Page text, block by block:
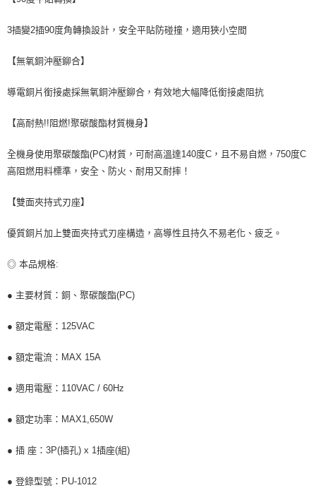
3插變2插90度角轉換設計，安全平貼防碰撞，適用狹小空間
【無氧銅沖壓鉚合】
導電銅片銜接處採無氧銅沖壓鉚合，有效地大幅降低銜接處阻抗
【高耐熱!!阻燃!聚碳酸酯材質機身】
全機身使用聚碳酸酯(PC)材質，可耐高溫達140度C，且不易自燃，750度C
高阻燃用料標準，安全、防火、耐用又耐摔！
【雙面夾持式刃座】
優質銅片加上雙面夾持式刃座構造，高導性且持久不易老化、疲乏。
◎ 本品規格:
● 主要材質：銅、聚碳酸酯(PC)
● 額定電壓：125VAC
● 額定電流：MAX 15A
● 適用電壓：110VAC / 60Hz
● 額定功率：MAX1,650W
● 插 座：3P(插孔) x 1插座(組)
● 登錄型號：PU-1012